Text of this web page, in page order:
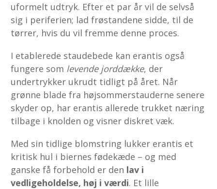
uformelt udtryk. Efter et par år vil de selvså
sig i periferien; lad frøstandene sidde, til de
tørrer, hvis du vil fremme denne proces.
I etablerede staudebede kan erantis også
fungere som levende jorddække, der
undertrykker ukrudt tidligt på året. Når
grønne blade fra højsommerstauderne senere
skyder op, har erantis allerede trukket næring
tilbage i knolden og visner diskret væk.
Med sin tidlige blomstring lukker erantis et
kritisk hul i biernes fødekæde – og med
ganske få forbehold er den lav i
vedligeholdelse, høj i værdi. Et lille